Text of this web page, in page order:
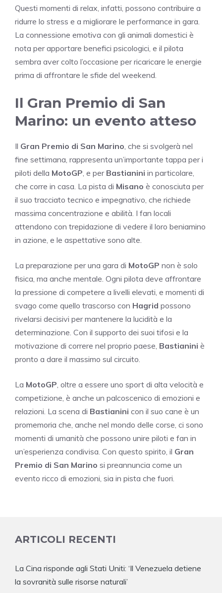
Questi momenti di relax, infatti, possono contribuire a
ridurre lo stress e a migliorare le performance in gara.
La connessione emotiva con gli animali domestici è
nota per apportare benefici psicologici, e il pilota
sembra aver colto l’occasione per ricaricare le energie
prima di affrontare le sfide del weekend.
Il Gran Premio di San
Marino: un evento atteso
Il Gran Premio di San Marino , che si svolgerà nel
fine settimana, rappresenta un’importante tappa per i
piloti della MotoGP , e per Bastianini in particolare,
che corre in casa. La pista di Misano è conosciuta per
il suo tracciato tecnico e impegnativo, che richiede
massima concentrazione e abilità. I fan locali
attendono con trepidazione di vedere il loro beniamino
in azione, e le aspettative sono alte.
La preparazione per una gara di MotoGP non è solo
fisica, ma anche mentale. Ogni pilota deve affrontare
la pressione di competere a livelli elevati, e momenti di
svago come quello trascorso con Hagrid possono
rivelarsi decisivi per mantenere la lucidità e la
determinazione. Con il supporto dei suoi tifosi e la
motivazione di correre nel proprio paese, Bastianini è
pronto a dare il massimo sul circuito.
La MotoGP , oltre a essere uno sport di alta velocità e
competizione, è anche un palcoscenico di emozioni e
relazioni. La scena di Bastianini con il suo cane è un
promemoria che, anche nel mondo delle corse, ci sono
momenti di umanità che possono unire piloti e fan in
un’esperienza condivisa. Con questo spirito, il Gran
Premio di San Marino si preannuncia come un
evento ricco di emozioni, sia in pista che fuori.
ARTICOLI RECENTI
La Cina risponde agli Stati Uniti: ‘Il Venezuela detiene
la sovranità sulle risorse naturali’